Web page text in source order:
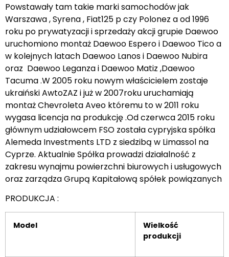
Powstawały tam takie marki samochodów jak
Warszawa , Syrena , Fiat125 p czy Polonez a od 1996
roku po prywatyzacji i sprzedaży akcji grupie Daewoo
uruchomiono montaż Daewoo Espero i Daewoo Tico a
w kolejnych latach Daewoo Lanos i Daewoo Nubira
oraz Daewoo Leganza i Daewoo Matiz ,Daewoo
Tacuma .W 2005 roku nowym właścicielem zostaje
ukraiński AwtoZAZ i już w 2007roku uruchamiają
montaż Chevroleta Aveo któremu to w 2011 roku
wygasa licencja na produkcję .Od czerwca 2015 roku
głównym udziałowcem FSO została cypryjska spółka
Alemeda Investments LTD z siedzibą w Limassol na
Cyprze. Aktualnie Spółka prowadzi działalność z
zakresu wynajmu powierzchni biurowych i usługowych
oraz zarządza Grupą Kapitałową spółek powiązanych
PRODUKCJA :
Model
Wielkość
produkcji